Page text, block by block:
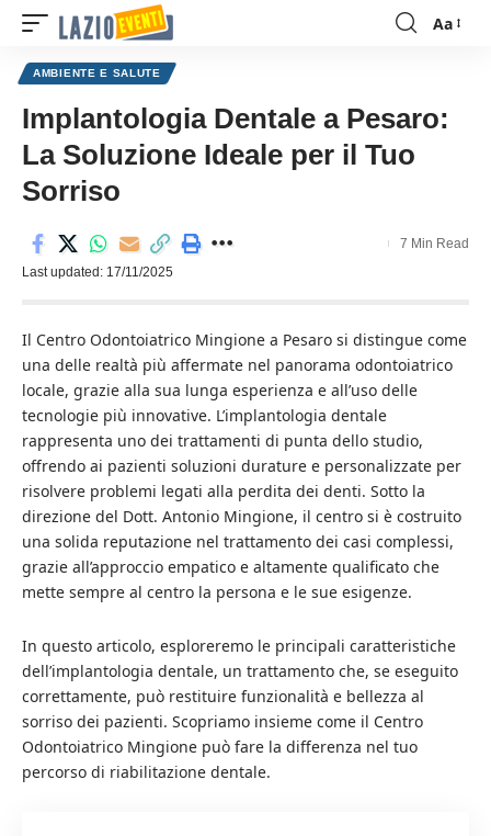
Font
Aa
AMBIENTE E SALUTE
Implantologia Dentale a Pesaro:
La Soluzione Ideale per il Tuo
Sorriso
Last updated: 17/11/2025
7 Min Read
Il Centro Odontoiatrico Mingione a Pesaro si distingue come
una delle realtà più affermate nel panorama odontoiatrico
locale, grazie alla sua lunga esperienza e all’uso delle
tecnologie più innovative. L’implantologia dentale
rappresenta uno dei trattamenti di punta dello studio,
offrendo ai pazienti soluzioni durature e personalizzate per
risolvere problemi legati alla perdita dei denti. Sotto la
direzione del Dott. Antonio Mingione, il centro si è costruito
una solida reputazione nel trattamento dei casi complessi,
grazie all’approccio empatico e altamente qualificato che
mette sempre al centro la persona e le sue esigenze.
In questo articolo, esploreremo le principali caratteristiche
dell’implantologia dentale, un trattamento che, se eseguito
correttamente, può restituire funzionalità e bellezza al
sorriso dei pazienti. Scopriamo insieme come il Centro
Odontoiatrico Mingione può fare la differenza nel tuo
percorso di riabilitazione dentale.